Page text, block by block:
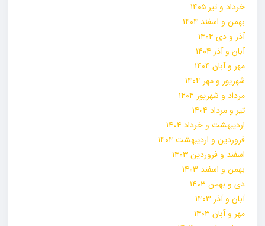
خرداد و تیر ۱۴۰۵
بهمن و اسفند ۱۴۰۴
آذر و دی ۱۴۰۴
آبان و آذر ۱۴۰۴
مهر و آبان ۱۴۰۴
شهریور و مهر ۱۴۰۴
مرداد و شهریور ۱۴۰۴
تیر و مرداد ۱۴۰۴
اردیبهشت و خرداد ۱۴۰۴
فروردین و اردیبهشت ۱۴۰۴
اسفند و فروردین ۱۴۰۳
بهمن و اسفند ۱۴۰۳
دی و بهمن ۱۴۰۳
آبان و آذر ۱۴۰۳
مهر و آبان ۱۴۰۳